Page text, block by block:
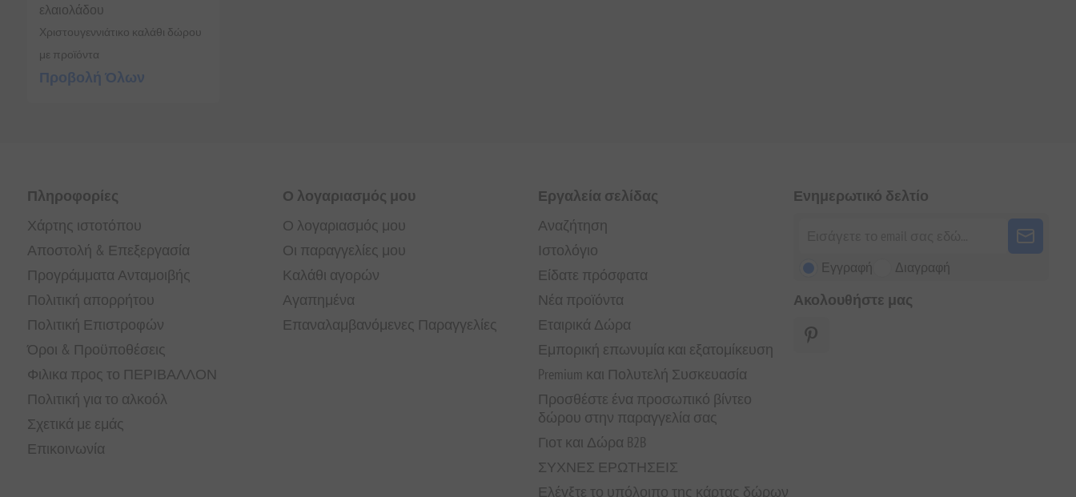
ελαιολάδου
Χριστουγεννιάτικο καλάθι δώρου
με προϊόντα
Προβολή Όλων
Πληροφορίες
Χάρτης ιστοτόπου
Αποστολή & Επεξεργασία
Προγράμματα Ανταμοιβής
Πολιτική απορρήτου
Πολιτική Επιστροφών
Όροι & Προϋποθέσεις
Φιλικα προς το ΠΕΡΙΒΑΛΛΟΝ
Πολιτική για το αλκοόλ
Σχετικά με εμάς
Επικοινωνία
Ο λογαριασμός μου
Ο λογαριασμός μου
Οι παραγγελίες μου
Καλάθι αγορών
Αγαπημένα
Επαναλαμβανόμενες Παραγγελίες
Εργαλεία σελίδας
Αναζήτηση
Ιστολόγιο
Είδατε πρόσφατα
Νέα προϊόντα
Εταιρικά Δώρα
Εμπορική επωνυμία και εξατομίκευση
Premium και Πολυτελή Συσκευασία
Προσθέστε ένα προσωπικό βίντεο
δώρου στην παραγγελία σας
Γιοτ και Δώρα B2B
ΣΥΧΝΕΣ ΕΡΩΤΗΣΕΙΣ
Ελέγξτε το υπόλοιπο της κάρτας δώρων
Ενημερωτικό δελτίο
Εγγραφή Διαγραφή
Ακολουθήστε μας